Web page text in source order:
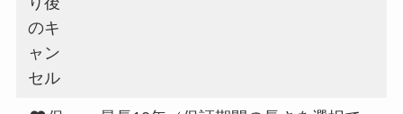
のキ
ャン
セル